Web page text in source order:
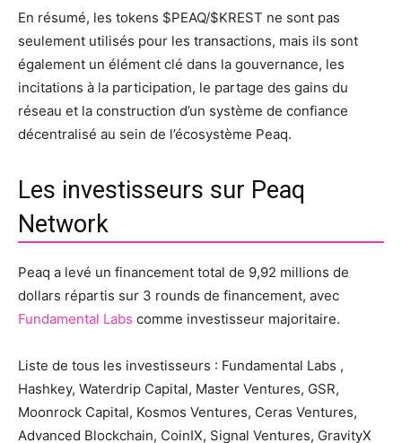
En résumé, les tokens $PEAQ/$KREST ne sont pas
seulement utilisés pour les transactions, mais ils sont
également un élément clé dans la gouvernance, les
incitations à la participation, le partage des gains du
réseau et la construction d’un système de confiance
décentralisé au sein de l’écosystème Peaq.
Les investisseurs sur Peaq
Network
Peaq a levé un financement total de 9,92 millions de
dollars répartis sur 3 rounds de financement, avec
Fundamental Labs comme investisseur majoritaire.
Liste de tous les investisseurs : Fundamental Labs ,
Hashkey, Waterdrip Capital, Master Ventures, GSR,
Moonrock Capital, Kosmos Ventures, Ceras Ventures,
Advanced Blockchain, CoinIX, Signal Ventures, GravityX